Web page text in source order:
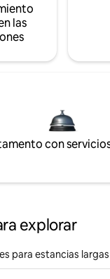
las
con
explorar
para estancias largas